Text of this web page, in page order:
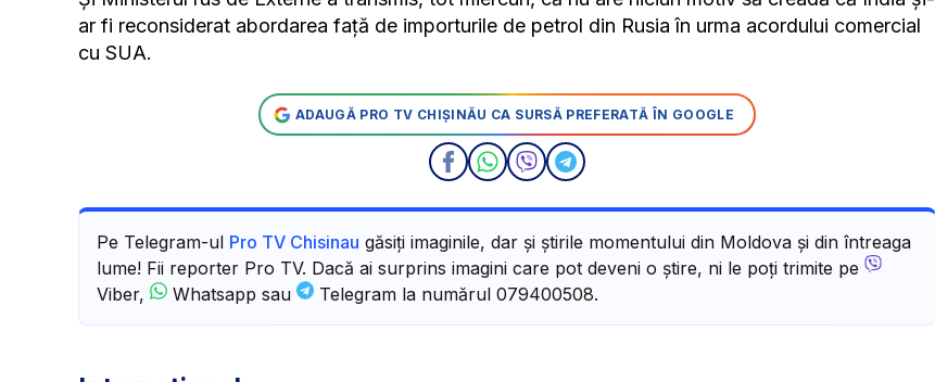
ar fi reconsiderat abordarea față de importurile de petrol din Rusia în urma acordului comercial
cu SUA.
ADAUGĂ PRO TV CHIȘINĂU CA SURSĂ PREFERATĂ ÎN GOOGLE
Pe Telegram-ul Pro TV Chisinau găsiți imaginile, dar și știrile momentului din Moldova și din întreaga
lume! Fii reporter Pro TV. Dacă ai surprins imagini care pot deveni o știre, ni le poți trimite pe
Viber,
Whatsapp sau Telegram la numărul 079400508.